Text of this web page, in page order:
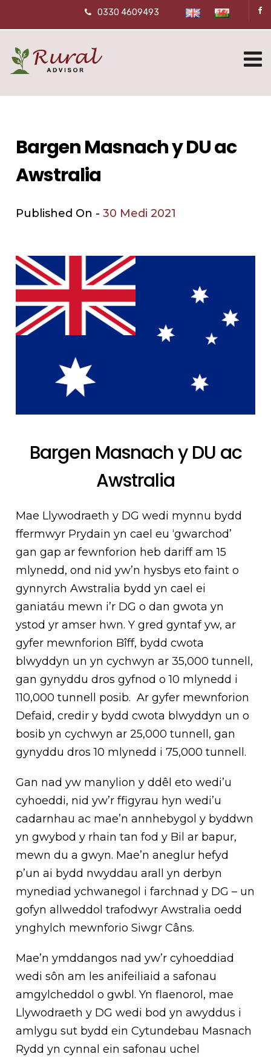
0330 4609493
Bargen Masnach y DU ac
Awstralia
Published On -30 Medi 2021
Bargen Masnach y DU ac
Awstralia
Mae Llywodraeth y DG wedi mynnu bydd
ffermwyr Prydain yn cael eu ‘gwarchod’
gan gap ar fewnforion heb dariff am 15
mlynedd, ond nid yw’n hysbys eto faint o
gynnyrch Awstralia bydd yn cael ei
ganiatáu mewn i’r DG o dan gwota yn
ystod yr amser hwn. Y gred gyntaf yw, ar
gyfer mewnforion Bîff, bydd cwota
blwyddyn un yn cychwyn ar 35,000 tunnell,
gan gynyddu dros gyfnod o 10 mlynedd i
110,000 tunnell posib. Ar gyfer mewnforion
Defaid, credir y bydd cwota blwyddyn un o
bosib yn cychwyn ar 25,000 tunnell, gan
gynyddu dros 10 mlynedd i 75,000 tunnell.
Gan nad yw manylion y ddêl eto wedi’u
cyhoeddi, nid yw’r ffigyrau hyn wedi’u
cadarnhau ac mae’n annhebygol y byddwn
yn gwybod y rhain tan fod y Bil ar bapur,
mewn du a gwyn. Mae’n aneglur hefyd
p’un ai bydd nwyddau arall yn derbyn
mynediad ychwanegol i farchnad y DG – un
gofyn allweddol trafodwyr Awstralia oedd
ynghylch mewnforio Siwgr Câns.
Mae’n ymddangos nad yw’r cyhoeddiad
wedi sôn am les anifeiliaid a safonau
amgylcheddol o gwbl. Yn flaenorol, mae
Llywodraeth y DG wedi bod yn awyddus i
amlygu sut bydd ein Cytundebau Masnach
Rydd yn cynnal ein safonau uchel